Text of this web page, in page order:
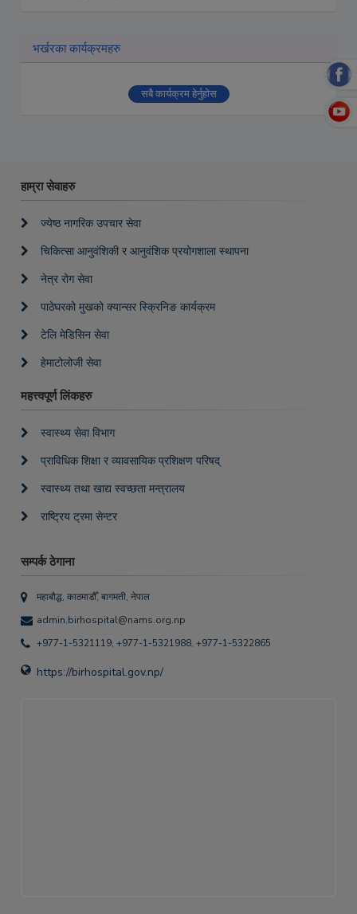
भर्खरका कार्यक्रमहरु
सबै कार्यक्रम हेर्नुहोस
हाम्रा सेवाहरु
ज्येष्ठ नागरिक उपचार सेवा
चिकित्सा आनुवंशिकी र आनुवंशिक प्रयोगशाला स्थापना
नेत्र रोग सेवा
पाठेघरको मुखको क्यान्सर स्क्रिनिङ कार्यक्रम
टेलि मेडिसिन सेवा
हेमाटोलोजी सेवा
महत्त्वपूर्ण लिंकहरु
स्वास्थ्य सेवा विभाग
प्राविधिक शिक्षा र व्यावसायिक प्रशिक्षण परिषद्
स्वास्थ्य तथा खाद्य स्वच्छता मन्त्रालय
राष्ट्रिय ट्रमा सेन्टर
सम्पर्क ठेगाना
महाबौद्ध, काठमाडौँ, बागमती, नेपाल
admin.birhospital@nams.org.np
+977-1-5321119, +977-1-5321988, +977-1-5322865
https://birhospital.gov.np/